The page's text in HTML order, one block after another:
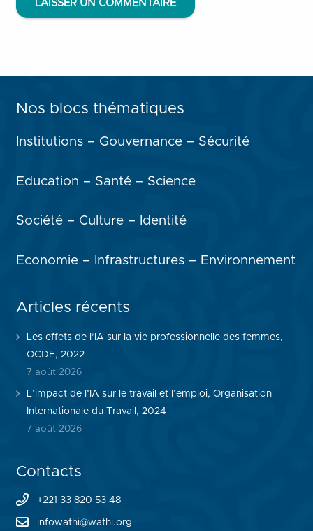
LAISSER UN COMMENTAIRE
Nos blocs thématiques
Institutions – Gouvernance – Sécurité
Education – Santé – Science
Société – Culture – Identité
Economie – Infrastructures – Environnement
Articles récents
Les effets de l’IA sur la vie professionnelle des femmes,
OCDE, 2022
7 août 2026
L’impact de l’IA sur le travail et l’emploi, Organisation
Internationale du Travail, 2024
7 août 2026
Contacts
+221 33 820 53 48
infowathi@wathi.org